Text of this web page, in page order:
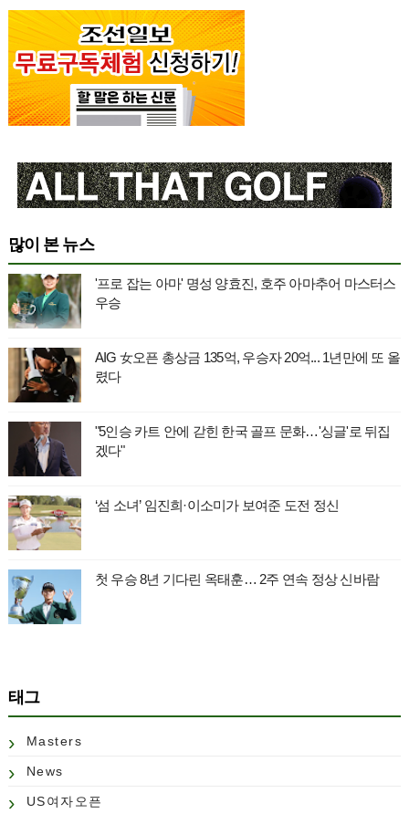
많이 본 뉴스
'프로 잡는 아마' 명성 양효진, 호주 아마추어 마스터스
우승
AIG 女오픈 총상금 135억, 우승자 20억... 1년만에 또 올
렸다
"5인승 카트 안에 갇힌 한국 골프 문화…'싱글'로 뒤집
겠다"
‘섬 소녀’ 임진희·이소미가 보여준 도전 정신
첫 우승 8년 기다린 옥태훈… 2주 연속 정상 신바람
태그
Masters
News
US여자오픈